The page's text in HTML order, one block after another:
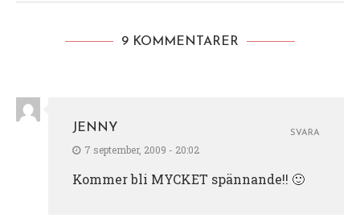
9 KOMMENTARER
JENNY
7 september, 2009 - 20:02
Kommer bli MYCKET spännande!! 🙂
SVARA